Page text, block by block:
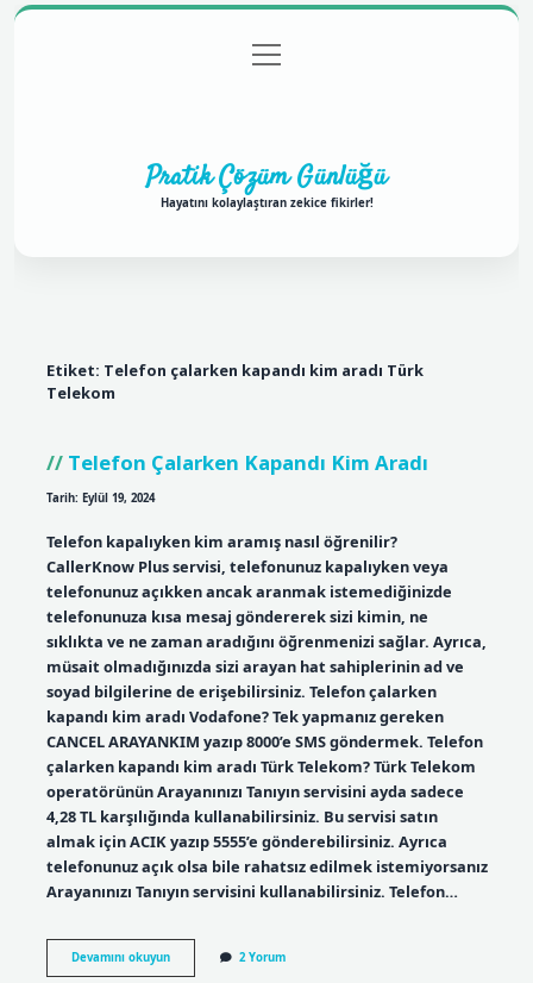
Gizlilik Politikası
menüyü
aç
Pratik Çözüm Günlüğü
Hayatını kolaylaştıran zekice fikirler!
Etiket: Telefon çalarken kapandı kim aradı Türk
Telekom
Telefon Çalarken Kapandı Kim Aradı
Tarih: Eylül 19, 2024
Telefon kapalıyken kim aramış nasıl öğrenilir?
CallerKnow Plus servisi, telefonunuz kapalıyken veya
telefonunuz açıkken ancak aranmak istemediğinizde
telefonunuza kısa mesaj göndererek sizi kimin, ne
sıklıkta ve ne zaman aradığını öğrenmenizi sağlar. Ayrıca,
müsait olmadığınızda sizi arayan hat sahiplerinin ad ve
soyad bilgilerine de erişebilirsiniz. Telefon çalarken
kapandı kim aradı Vodafone? Tek yapmanız gereken
CANCEL ARAYANKIM yazıp 8000’e SMS göndermek. Telefon
çalarken kapandı kim aradı Türk Telekom? Türk Telekom
operatörünün Arayanınızı Tanıyın servisini ayda sadece
4,28 TL karşılığında kullanabilirsiniz. Bu servisi satın
almak için ACIK yazıp 5555’e gönderebilirsiniz. Ayrıca
telefonunuz açık olsa bile rahatsız edilmek istemiyorsanız
Arayanınızı Tanıyın servisini kullanabilirsiniz. Telefon…
Devamını okuyunTelefon
Çalarken
2 Yorum